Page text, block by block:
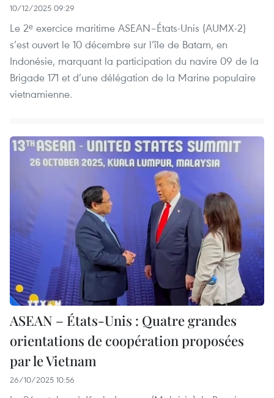
10/12/2025 09:29
Le 2ᵉ exercice maritime ASEAN–États-Unis (AUMX-2)
s’est ouvert le 10 décembre sur l’île de Batam, en
Indonésie, marquant la participation du navire 09 de la
Brigade 171 et d’une délégation de la Marine populaire
vietnamienne.
ASEAN – États-Unis : Quatre grandes
orientations de coopération proposées
par le Vietnam
26/10/2025 10:56